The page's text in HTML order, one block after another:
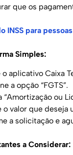
que os
INSS para
Simples:
aplicativo Caixa
a opção “FGTS”.
“Amortização ou
o valor que deseja
a solicitação e
a Considerar: